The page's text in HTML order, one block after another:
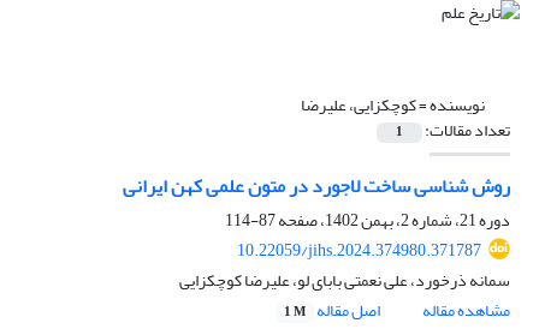
نویسنده =کوچکزایی، علیرضا
تعداد مقالات: 1
روش شناسی ساخت لاجورد در متون علمی کهن ایرانی
دوره 21، شماره 2، بهمن 1402، صفحه
87-114
10.22059/jihs.2024.374980.371787
سمانه ذرخورد، علی نعمتی بابای لو، علیرضا کوچکزایی
مشاهده مقاله
اصل مقاله 1 M